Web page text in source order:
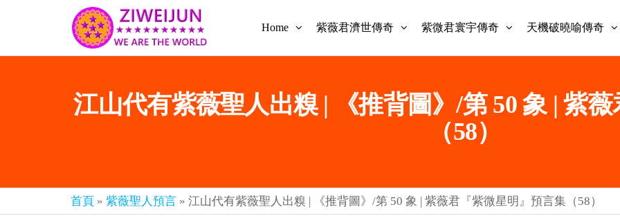
紫薇
《推
言-
世
主
都
是
Home 紫薇君濟世傳奇 紫微君寰宇傳奇 天機破曉喻傳奇
江山代有紫薇聖人出糗 | 《推背圖》/第 50 象 | 紫
（58）
首頁 » 紫薇聖人預言 » 江山代有紫薇聖人出糗 | 《推背圖》/第 50 象 | 紫薇君『紫微星明』預言集（58）